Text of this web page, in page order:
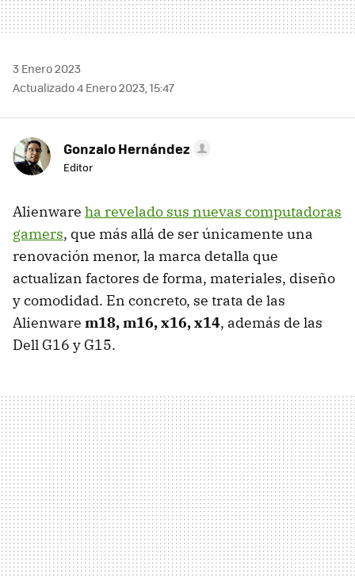
3 Enero 2023
Actualizado 4 Enero 2023, 15:47
Gonzalo Hernández
Editor
Alienware ha revelado sus nuevas computadoras
gamers, que más allá de ser únicamente una
renovación menor, la marca detalla que
actualizan factores de forma, materiales, diseño
y comodidad. En concreto, se trata de las
Alienware m18, m16, x16, x14, además de las
Dell G16 y G15.